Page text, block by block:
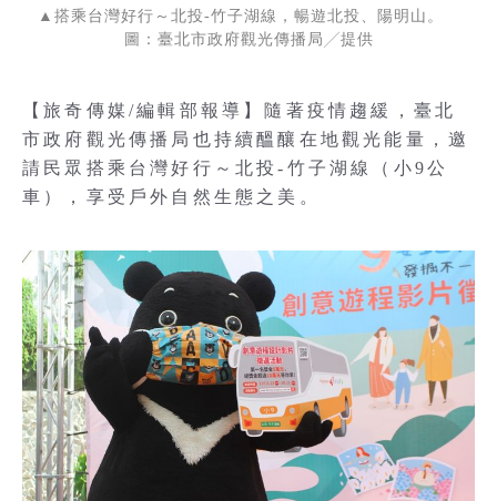
▲搭乘台灣好行～北投-竹子湖線，暢遊北投、陽明山。
圖：臺北市政府觀光傳播局╱提供
【旅奇傳媒/編輯部報導】隨著疫情趨緩，臺北
市政府觀光傳播局也持續醞釀在地觀光能量，邀
請民眾搭乘台灣好行～北投-竹子湖線（小9公
車），享受戶外自然生態之美。